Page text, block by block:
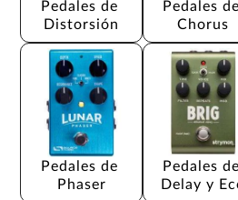
Pedales de
Distorsión
Pedales de
Chorus
Pedales de
Phaser
Pedales de
Delay y